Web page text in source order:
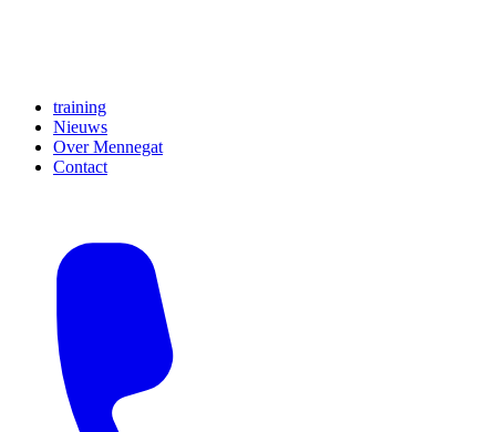
training
Nieuws
Over Mennegat
Contact